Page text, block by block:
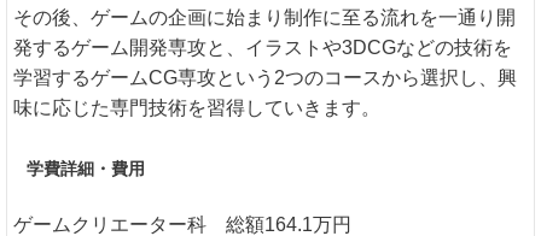
その後、ゲームの企画に始まり制作に至る流れを一通り開
発するゲーム開発専攻と、イラストや3DCGなどの技術を
学習するゲームCG専攻という2つのコースから選択し、興
味に応じた専門技術を習得していきます。
学費詳細・費用
ゲームクリエーター科 総額164.1万円